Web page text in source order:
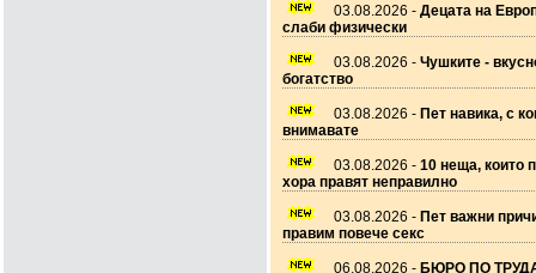
03.08.2026 - Децата на
слаби физически
03.08.2026 - Чушките -
богатство
03.08.2026 - Пет навика, с
внимавате
03.08.2026 - 10 неща, които
хора правят неправилно
03.08.2026 - Пет важни
правим повече секс
06.08.2026 - БЮРО ПО